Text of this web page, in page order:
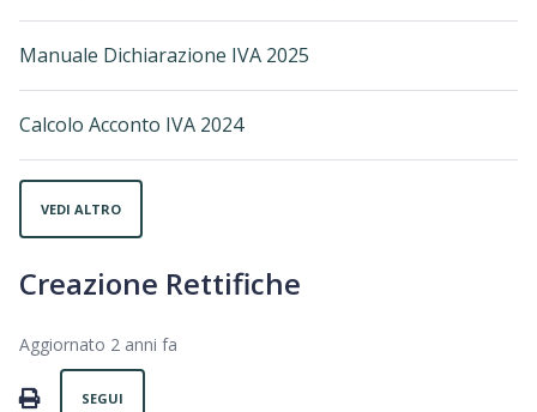
Manuale Dichiarazione IVA 2025
Calcolo Acconto IVA 2024
VEDI ALTRO
Creazione Rettifiche
Aggiornato 2 anni fa
PRINT
SEGUI